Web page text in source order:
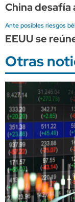
China desafía
Ante posibles riesgos
EEUU se
Otras